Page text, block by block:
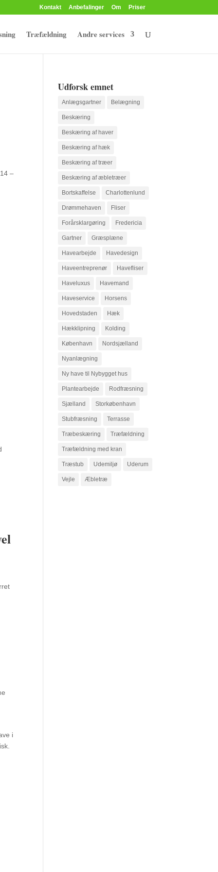
Kontakt Anbefalinger Om Priser
Træfældning Andre services
–
i
Udforsk emnet
Anlægsgartner Belægning
Beskæring
Beskæring af haver
Beskæring af hæk
Beskæring af træer
Beskæring af æbletræer
Bortskaffelse Charlottenlund
Drømmehaven Fliser
Forårsklargøring Fredericia
Gartner Græsplæne
Havearbejde Havedesign
Haveentreprenør Havefliser
Haveluxus Havemand
Haveservice Horsens
Hovedstaden Hæk
Hækklipning Kolding
København Nordsjælland
Nyanlægning
Ny have til Nybygget hus
Plantearbejde Rodfræsning
Sjælland Storkøbenhavn
Stubfræsning Terrasse
Træbeskæring Træfældning
Træfældning med kran
Træstub Udemiljø Uderum
Vejle Æbletræ